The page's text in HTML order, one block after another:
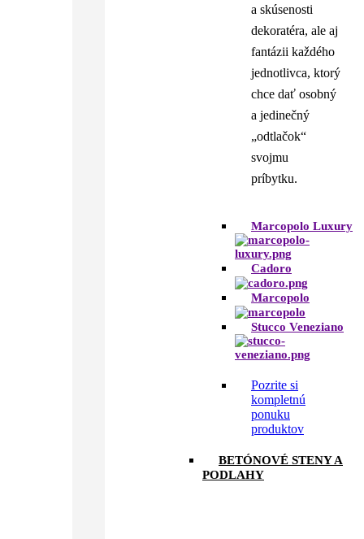
a skúsenosti
dekoratéra, ale aj
fantázii každého
jednotlivca, ktorý
chce dať osobný
a jedinečný
„odtlačok“
svojmu
príbytku.
Marcopolo Luxury
Cadoro
Marcopolo
Stucco Veneziano
Pozrite si
kompletnú
ponuku
produktov
BETÓNOVÉ STENY A
PODLAHY